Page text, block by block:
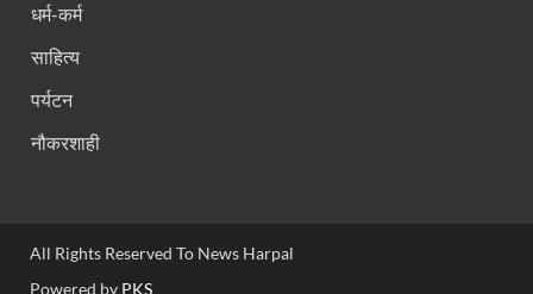
धर्म-कर्म
साहित्य
पर्यटन
नौकरशाही
All Rights Reserved To News Harpal
Powered by PKS